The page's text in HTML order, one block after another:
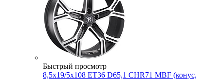
Быстрый просмотр
8,5x19/5x108 ET36 D65,1 CHR71 MBF (конус,